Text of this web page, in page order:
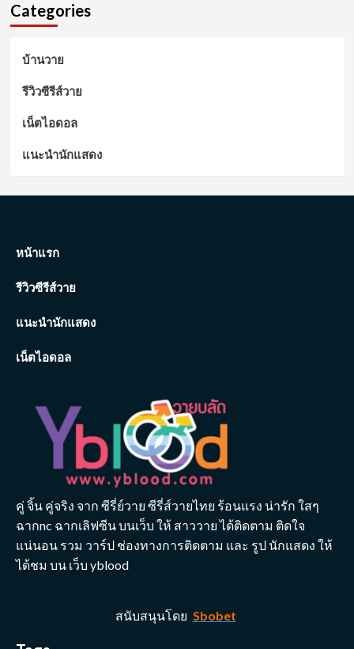
Categories
บ้านวาย
รีวิวซีรีส์วาย
เน็ตไอดอล
แนะนำนักแสดง
หน้าแรก
รีวิวซีรีส์วาย
แนะนำนักแสดง
เน็ตไอดอล
คู่ จิ้น คู่จริง จาก ซีรี่ย์วาย ซีรี่ส์วายไทย ร้อนแรง น่ารัก ใสๆ
ฉากnc ฉากเลิฟซีน บนเว็บ ให้ สาววาย ได้ติดตาม ติดใจ
แน่นอน รวม วาร์ป ช่องทางการติดตาม และ รูป นักแสดง ให้
ได้ชม บน เว็บ yblood
สนับสนุนโดย Sbobet